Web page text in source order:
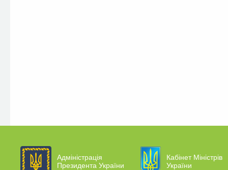
Адміністрація
Президента України
Кабінет Міністрів
України